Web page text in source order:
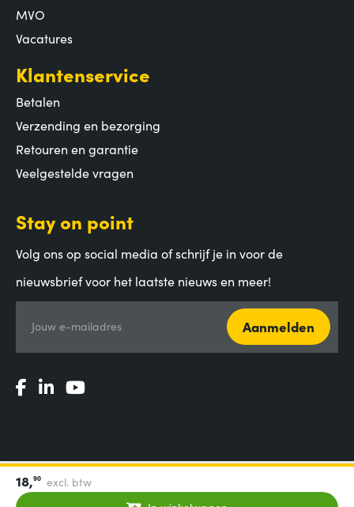
18,90 excl. btw
MVO
Vacatures
Klantenservice
Betalen
Verzending en bezorging
Retouren en garantie
Veelgestelde vragen
Stay on point
Volg ons op social media of schrijf je in voor de
nieuwsbrief voor het laatste nieuws en meer!
Jouw e-mailadres Aanmelden
Algemene voorwaarden
Vulnerability Disclosure